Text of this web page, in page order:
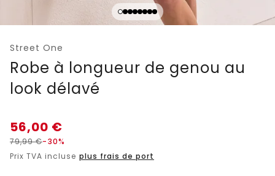
Street One
Robe à longueur de genou au
look délavé
56,00 €
79,99€-30%
Prix TVA incluse plus frais de port